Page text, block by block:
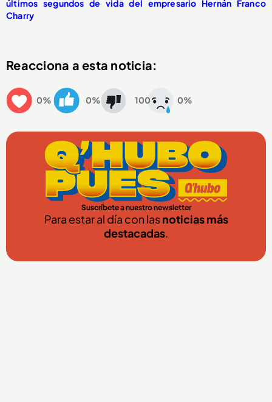
últimos segundos de vida del empresario Hernán Franco
Charry
Reacciona a esta noticia:
0% 0% 100 0%
Suscríbete a nuestro newsletter
Para estar al día con lasnoticias más
destacadas